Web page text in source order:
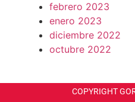
febrero 2023
enero 2023
diciembre 2022
octubre 2022
COPYRIGHT